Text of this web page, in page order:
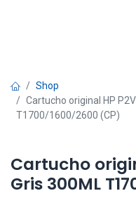
Shop
Cartucho original HP
T1700/1600/2600 (CP)
Cartucho
Gris 300ML